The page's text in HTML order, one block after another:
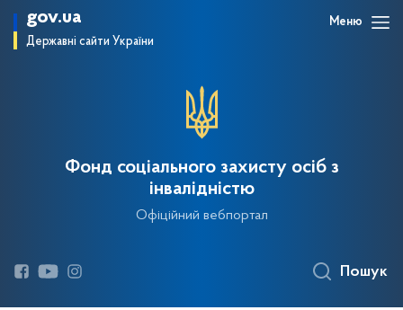
gov.ua
Державні сайти України
Меню
Фонд соціального захисту осіб з
інвалідністю
Офіційний вебпортал
Пошук